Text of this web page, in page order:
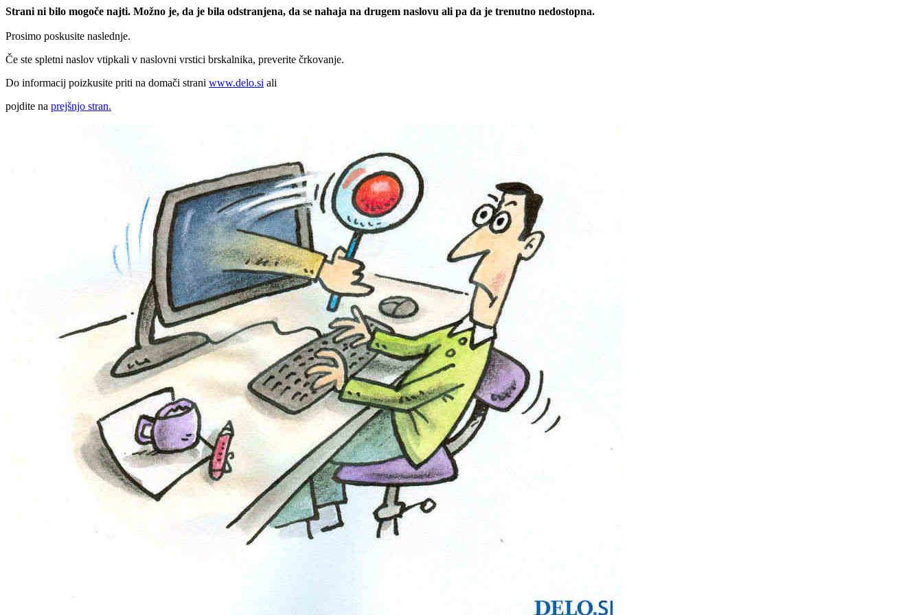
Strani ni bilo mogoče najti. Možno je, da je bila odstranjena, da se nahaja na drugem naslovu ali pa da je trenutno nedostopna.
Prosimo poskusite naslednje.
Če ste spletni naslov vtipkali v naslovni vrstici brskalnika, preverite črkovanje.
Do informacij poizkusite priti na domači strani www.delo.si ali
pojdite na prejšnjo stran.